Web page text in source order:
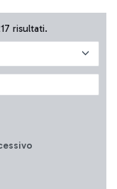
risultati.